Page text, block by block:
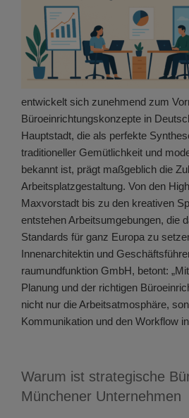
entwickelt sich zunehmend zum
Büroeinrichtungskonzepte in
Hauptstadt, die als perfekte
traditioneller Gemütlichkeit und
bekannt ist, prägt maßgeblich die
Arbeitsplatzgestaltung. Von den
Maxvorstadt bis zu den kreativen
entstehen Arbeitsumgebungen, die
Standards für ganz Europa zu
Innenarchitektin und
raumundfunktion GmbH, betont:
Planung und der richtigen
nicht nur die Arbeitsatmosphäre,
Kommunikation und den Workflow
Warum ist strategische
Münchener Unternehmen